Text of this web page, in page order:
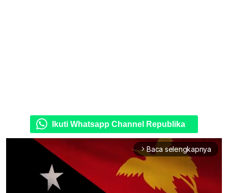
Ikuti Whatsapp Channel Republika
arrow_forward_ios Baca selengkapnya